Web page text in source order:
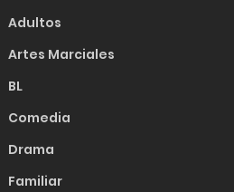
Adultos
Artes Marciales
BL
Comedia
Drama
Familiar